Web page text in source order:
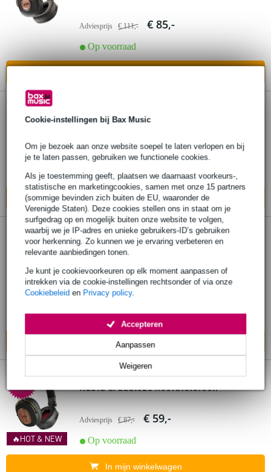
Cookie-instellingen bij Bax Music
Om je bezoek aan onze website soepel te laten verlopen en bij
je te laten passen, gebruiken we functionele cookies.
Als je toestemming geeft, plaatsen we daarnaast voorkeurs-,
statistische en marketingcookies, samen met onze 15 partners
(sommige bevinden zich buiten de EU, waaronder de
Verenigde Staten). Deze cookies stellen ons in staat om je
surfgedrag op en mogelijk buiten onze website te volgen,
waarbij we je IP-adres en unieke gebruikers-ID’s gebruiken
voor herkenning. Zo kunnen we je ervaring verbeteren en
relevante aanbiedingen tonen.
Je kunt je cookievoorkeuren op elk moment aanpassen of
intrekken via de cookie-instellingen rechtsonder of via onze
Cookiebeleid en Privacy policy.
Weigeren
Aanpassen
Accepteren
Adviesprijs € 111,- € 85,-
Op voorraad
5.
hoofdtelefoon
Adviesprijs € 430,- € 328,-
Op voorraad
In mijn winkelwagen
6.
1 review
House of Marley Positive Vibration Riddim
Adviesprijs € 87,-
Op voorraad
In mijn winkelwagen
🔥HOT & NEW
House of Marley Positive Vibration Riddim
Rasta draadloze hoofdtelefoon
Adviesprijs € 87,- € 59,-
Op voorraad
In mijn winkelwagen